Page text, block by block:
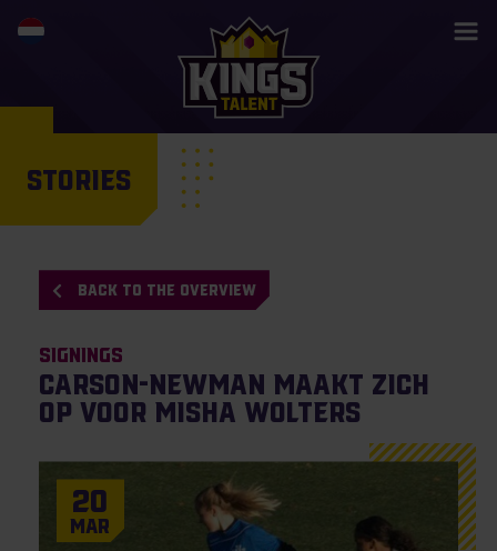
STORIES
BACK TO THE OVERVIEW
Signings
Carson-Newman maakt zich
op voor Misha Wolters
20
Mar